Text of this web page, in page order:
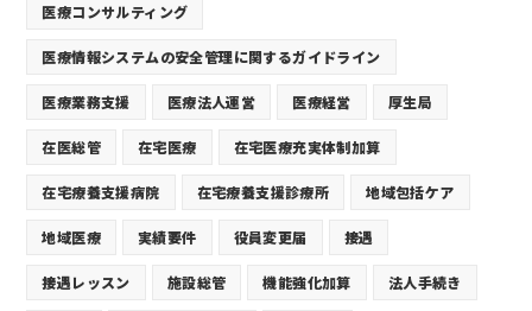
医療コンサルティング
医療情報システムの安全管理に関するガイドライン
医療業務支援 医療法人運営 医療経営 厚生局
在医総管 在宅医療 在宅医療充実体制加算
在宅療養支援病院 在宅療養支援診療所 地域包括ケア
地域医療 実績要件 役員変更届 接遇
接遇レッスン 施設総管 機能強化加算 法人手続き